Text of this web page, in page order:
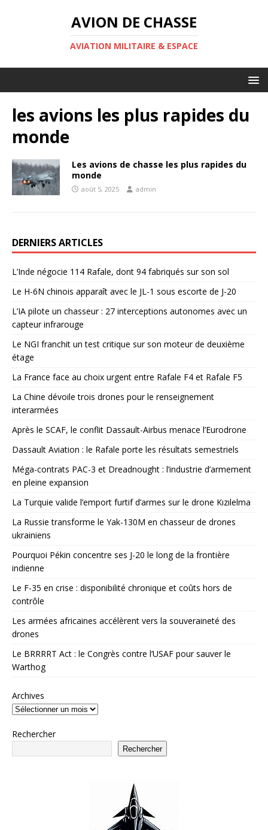
AVION DE CHASSE
AVIATION MILITAIRE & ESPACE
les avions les plus rapides du
monde
Les avions de chasse les plus rapides du
monde
août 5, 2025 admin
DERNIERS ARTICLES
L’Inde négocie 114 Rafale, dont 94 fabriqués sur son sol
Le H-6N chinois apparaît avec le JL-1 sous escorte de J-20
L’IA pilote un chasseur : 27 interceptions autonomes avec un
capteur infrarouge
Le NGI franchit un test critique sur son moteur de deuxième
étage
La France face au choix urgent entre Rafale F4 et Rafale F5
La Chine dévoile trois drones pour le renseignement
interarmées
Après le SCAF, le conflit Dassault-Airbus menace l’Eurodrone
Dassault Aviation : le Rafale porte les résultats semestriels
Méga-contrats PAC-3 et Dreadnought : l’industrie d’armement
en pleine expansion
La Turquie valide l’emport furtif d’armes sur le drone Kızılelma
La Russie transforme le Yak-130M en chasseur de drones
ukrainiens
Pourquoi Pékin concentre ses J-20 le long de la frontière
indienne
Le F-35 en crise : disponibilité chronique et coûts hors de
contrôle
Les armées africaines accélèrent vers la souveraineté des
drones
Le BRRRRT Act : le Congrès contre l’USAF pour sauver le
Warthog
Archives
Rechercher
Rechercher